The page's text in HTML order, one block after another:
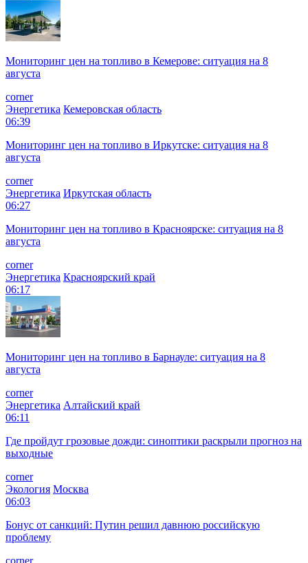
Мониторинг цен на топливо в Кемерове: ситуация на 8
августа
corner
Энергетика Кемеровская область
06:39
Мониторинг цен на топливо в Иркутске: ситуация на 8
августа
corner
Энергетика Иркутская область
06:27
Мониторинг цен на топливо в Красноярске: ситуация на 8
августа
corner
Энергетика Красноярский край
06:17
Мониторинг цен на топливо в Барнауле: ситуация на 8
августа
corner
Энергетика Алтайский край
06:11
Где пройдут грозовые дожди: синоптики раскрыли прогноз на
выходные
corner
Экология Москва
06:03
Бонус от санкций: Путин решил давнюю российскую
проблему
corner